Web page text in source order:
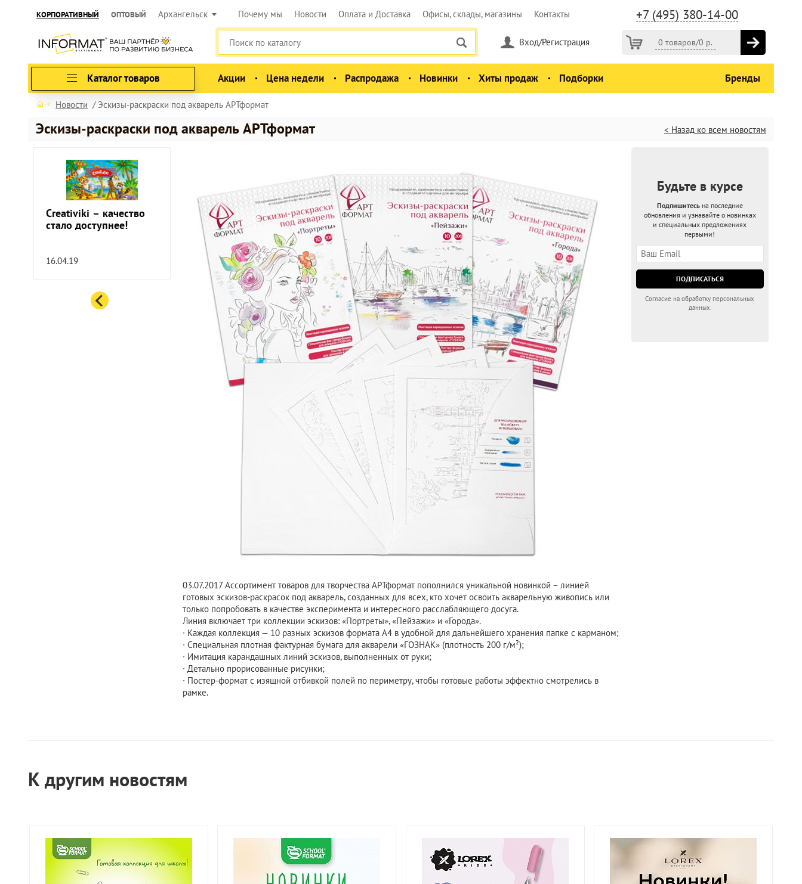
КОРПОРАТИВНЫЙ ОПТОВЫЙ Архангельск +7 (495) 380-14-00
Почему мы Новости Оплата и Доставка Офисы, склады, магазины Контакты
0 товаров/0 р.
Вход/Регистрация
Каталог товаров Акции Цена недели Распродажа Новинки Хиты продаж Подборки Бренды
Новости Эскизы-раскраски под акварель АРТформат
Эскизы-раскраски под акварель АРТформат < Назад ко всем новостям
Creativiki – качество
стало доступнее!
16.04.19
03.07.2017 Ассортимент товаров для творчества АРТформат пополнился уникальной новинкой – линией
готовых эскизов-раскрасок под акварель, созданных для всех, кто хочет освоить акварельную живопись или
только попробовать в качестве эксперимента и интересного расслабляющего досуга.
Линия включает три коллекции эскизов: «Портреты», «Пейзажи» и «Города».
∙ Каждая коллекция — 10 разных эскизов формата А4 в удобной для дальнейшего хранения папке с карманом;
∙ Специальная плотная фактурная бумага для акварели «ГОЗНАК» (плотность 200 г/м²);
∙ Имитация карандашных линий эскизов, выполненных от руки;
∙ Детально прорисованные рисунки;
∙ Постер-формат с изящной отбивкой полей по периметру, чтобы готовые работы эффектно смотрелись в
рамке.
Будьте в курсе
Подпишитесьна последние
обновления и узнавайте о новинках
и специальных предложениях
первыми!
Согласие на обработку персональных
данных.
К другим новостям